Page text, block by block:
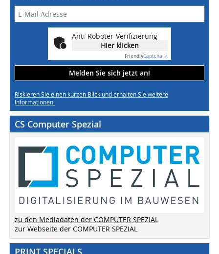
Anti-Roboter-Verifizierung
Hier klicken
FriendlyCaptcha ⇗
Melden Sie sich jetzt an!
Riskieren Sie einen kurzen Blick und erhalten Sie weitere
Informationen.
CS Computer Spezial
zu den Mediadaten der COMPUTER SPEZIAL
zur Webseite der COMPUTER SPEZIAL